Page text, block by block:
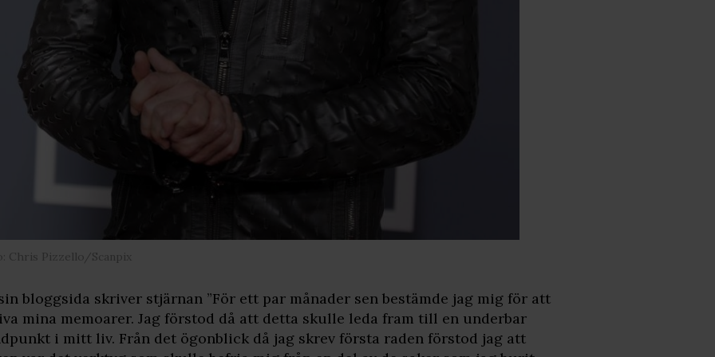
Chris Pizzello/Scanpix
bloggsida skriver stjärnan ”För ett par månader sen bestämde jag mig för att
mina memoarer. Jag förstod då att detta skulle leda fram till en underbar
i mitt liv. Från det ögonblick då jag skrev första raden förstod jag att